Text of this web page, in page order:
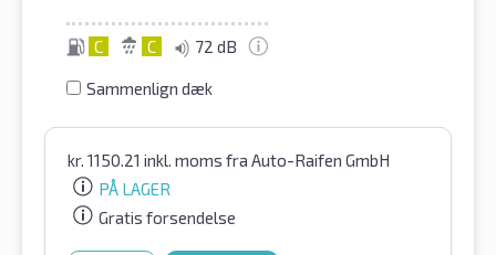
C C 72 dB
Sammenlign dæk
kr. 1150.21 inkl. moms fra Auto-Raifen GmbH
PÅ LAGER
Gratis forsendelse